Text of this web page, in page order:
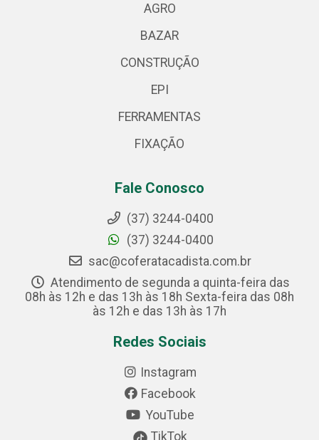
AGRO
BAZAR
CONSTRUÇÃO
EPI
FERRAMENTAS
FIXAÇÃO
Fale Conosco
(37) 3244-0400
(37) 3244-0400
sac@coferatacadista.com.br
Atendimento de segunda a quinta-feira das
08h às 12h e das 13h às 18h Sexta-feira das 08h
às 12h e das 13h às 17h
Redes Sociais
Instagram
Facebook
YouTube
TikTok